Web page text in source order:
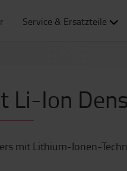
Service & Ersatzteile
Li-Ion
mit Lithium-Ionen-